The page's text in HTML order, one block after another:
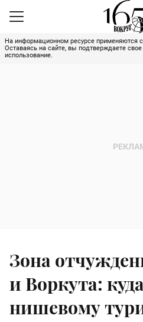
На информационном ресурсе применяются
Оставаясь на сайте, вы подтверждаете свое
использование.
Зона
и Воркута:
нишевому